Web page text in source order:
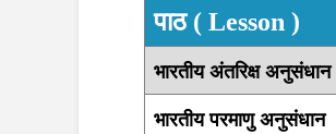
पाठ ( Lesson )
भारतीय अंतरिक्ष अनुसंधान
भारतीय परमाणु अनुसंधान